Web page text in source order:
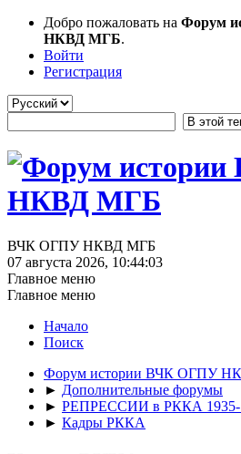
Добро пожаловать на Форум
НКВД МГБ.
Войти
Регистрация
ВЧК ОГПУ НКВД МГБ
07 августа 2026, 10:44:03
Главное меню
Главное меню
Начало
Поиск
Форум истории ВЧК ОГПУ
► Дополнительные форумы
► РЕПРЕССИИ в РККА 1935-
► Кадры РККА